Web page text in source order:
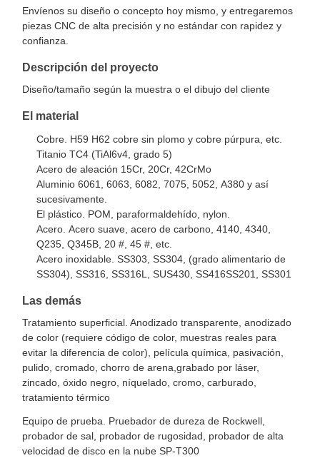
Envíenos su diseño o concepto hoy mismo, y entregaremos
piezas CNC de alta precisión y no estándar con rapidez y
confianza.
Descripción del proyecto
Diseño/tamaño según la muestra o el dibujo del cliente
El material
Cobre. H59 H62 cobre sin plomo y cobre púrpura, etc.
Titanio TC4 (TiAl6v4, grado 5)
Acero de aleación 15Cr, 20Cr, 42CrMo
Aluminio 6061, 6063, 6082, 7075, 5052, A380 y así
sucesivamente.
El plástico. POM, paraformaldehído, nylon.
Acero. Acero suave, acero de carbono, 4140, 4340,
Q235, Q345B, 20 #, 45 #, etc.
Acero inoxidable. SS303, SS304, (grado alimentario de
SS304), SS316, SS316L, SUS430, SS416SS201, SS301
Las demás
Tratamiento superficial. Anodizado transparente, anodizado
de color (requiere código de color, muestras reales para
evitar la diferencia de color), película química, pasivación,
pulido, cromado, chorro de arena,grabado por láser,
zincado, óxido negro, níquelado, cromo, carburado,
tratamiento térmico
Equipo de prueba. Pruebador de dureza de Rockwell,
probador de sal, probador de rugosidad, probador de alta
velocidad de disco en la nube SP-T300